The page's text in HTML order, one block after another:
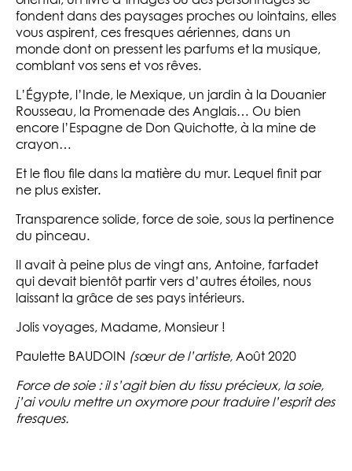
fondent dans des paysages proches ou lointains, elles
vous aspirent, ces fresques aériennes, dans un
monde dont on pressent les parfums et la musique,
comblant vos sens et vos rêves.
L’Égypte, l’Inde, le Mexique, un jardin à la Douanier
Rousseau, la Promenade des Anglais… Ou bien
encore l’Espagne de Don Quichotte, à la mine de
crayon…
Et le flou file dans la matière du mur. Lequel finit par
ne plus exister.
Transparence solide, force de soie, sous la pertinence
du pinceau.
Il avait à peine plus de vingt ans, Antoine, farfadet
qui devait bientôt partir vers d’autres étoiles, nous
laissant la grâce de ses pays intérieurs.
Jolis voyages, Madame, Monsieur !
Paulette BAUDOIN (sœur de l’artiste, Août 2020
Force de soie : il s’agit bien du tissu précieux, la soie,
j’ai voulu mettre un oxymore pour traduire l’esprit des
fresques.